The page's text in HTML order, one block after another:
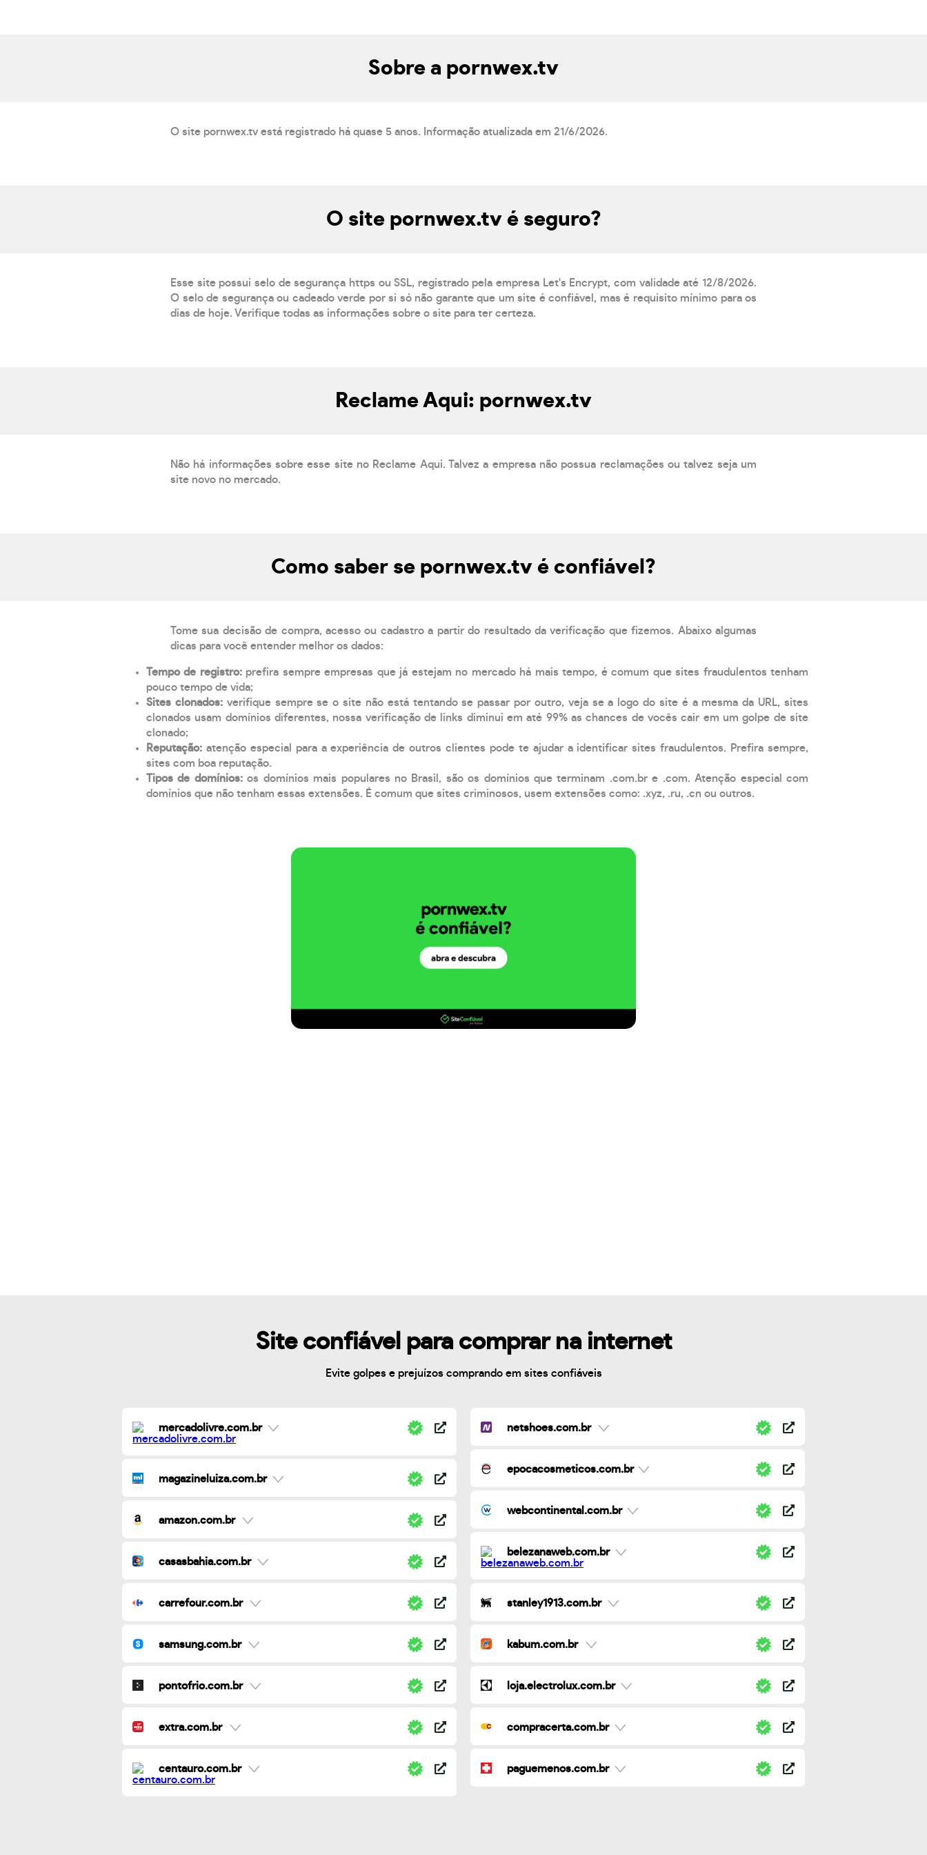
Sobre a pornwex.tv
O site pornwex.tv está registrado há quase 5 anos. Informação atualizada em 21/6/2026.
O site pornwex.tv é seguro?
Esse site possui selo de segurança https ou SSL, registrado pela empresa Let's Encrypt, com validade até 12/8/2026.
O selo de segurança ou cadeado verde por si só não garante que um site é confiável, mas é requisito mínimo para os
dias de hoje. Verifique todas as informações sobre o site para ter certeza.
Reclame Aqui: pornwex.tv
Não há informações sobre esse site no Reclame Aqui. Talvez a empresa não possua reclamações ou talvez seja um
site novo no mercado.
Como saber se pornwex.tv é confiável?
Tome sua decisão de compra, acesso ou cadastro a partir do resultado da verificação que fizemos. Abaixo algumas
dicas para você entender melhor os dados:
Tempo de registro: prefira sempre empresas que já estejam no mercado há mais tempo, é comum que sites fraudulentos tenham
pouco tempo de vida;
Sites clonados: verifique sempre se o site não está tentando se passar por outro, veja se a logo do site é a mesma da URL, sites
clonados usam domínios diferentes, nossa verificação de links diminui em até 99% as chances de vocês cair em um golpe de site
clonado;
Reputação: atenção especial para a experiência de outros clientes pode te ajudar a identificar sites fraudulentos. Prefira sempre,
sites com boa reputação.
Tipos de domínios:os domínios mais populares no Brasil, são os domínios que terminam .com.br e .com. Atenção especial com
domínios que não tenham essas extensões. É comum que sites criminosos, usem extensões como: .xyz, .ru, .cn ou outros.
Site confiável para comprar na internet
Evite golpes e prejuízos comprando em sites confiáveis
mercadolivre.com.br
magazineluiza.com.br
amazon.com.br
casasbahia.com.br
carrefour.com.br
samsung.com.br
pontofrio.com.br
extra.com.br
centauro.com.br
netshoes.com.br
epocacosmeticos.com.br
webcontinental.com.br
belezanaweb.com.br
stanley1913.com.br
kabum.com.br
loja.electrolux.com.br
compracerta.com.br
paguemenos.com.br